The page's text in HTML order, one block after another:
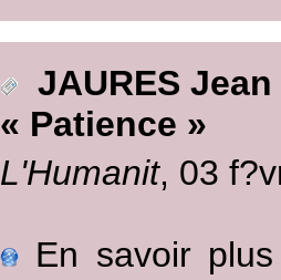
JAURES Jean
« Patience »
L'Humanit, 03
En savoir